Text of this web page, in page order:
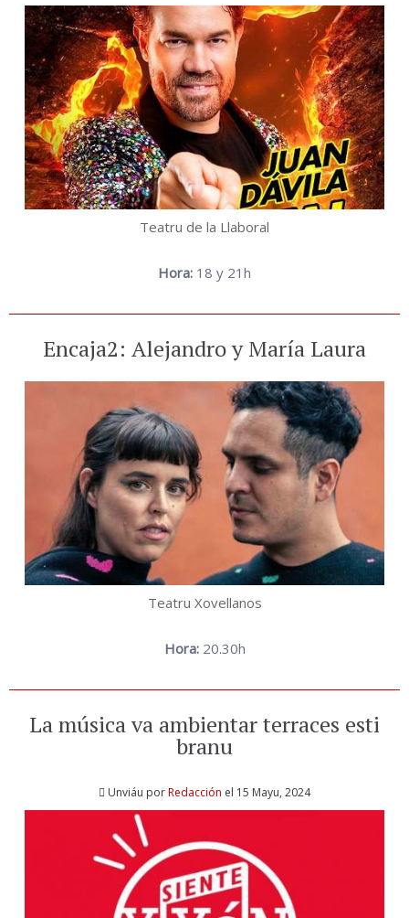
Teatru de la Llaboral
Hora: 18 y 21h
Encaja2: Alejandro y María Laura
Teatru Xovellanos
Hora:20.30h
La música va ambientar terraces esti
branu
Unviáu porRedacción el 15 Mayu, 2024